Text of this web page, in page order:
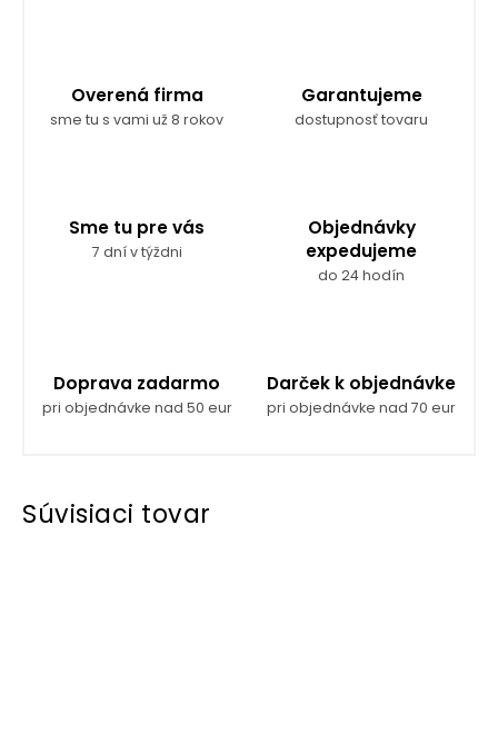
Overená firma
sme tu s vami už 8 rokov
Garantujeme
dostupnosť tovaru
Sme tu pre vás
7 dní v týždni
Objednávky
expedujeme
do 24 hodín
Doprava zadarmo
pri objednávke nad 50 eur
Darček k objednávke
pri objednávke nad 70 eur
Súvisiaci tovar